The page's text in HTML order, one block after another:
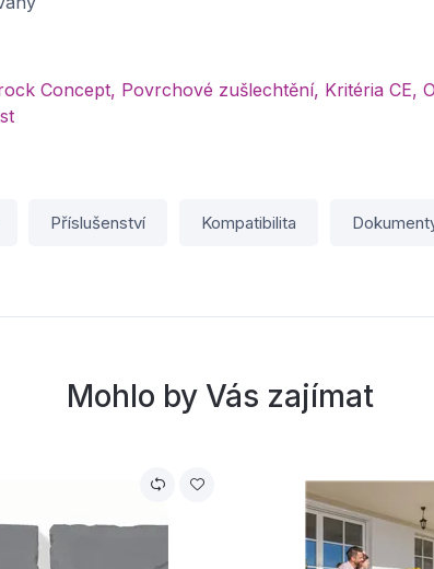
Concept, Povrchové zušlechtění, Kritéria CE,
Příslušenství Kompatibilita
Mohlo by Vás zajímat